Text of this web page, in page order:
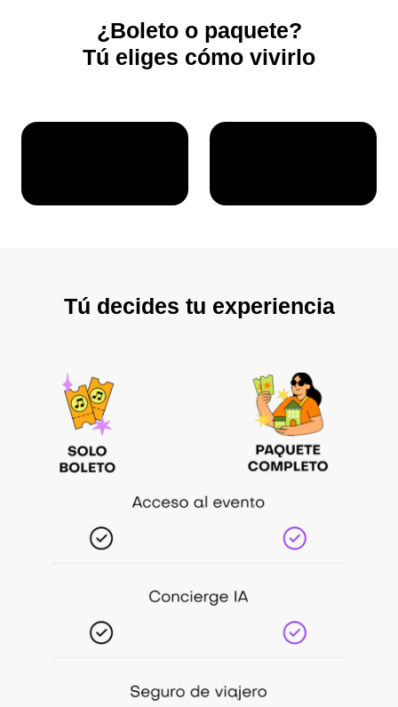
¿Boleto o paquete?
Tú eliges cómo vivirlo
Tú decides tu experiencia